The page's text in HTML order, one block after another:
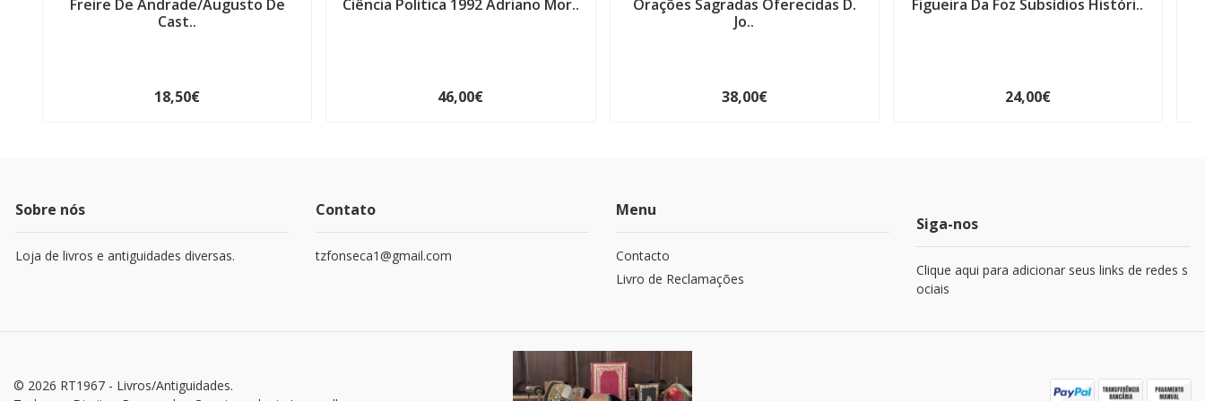
Freire De Andrade/Augusto De
Cast..
18,50€
Ciência Politica 1992 Adriano Mor..
46,00€
Orações Sagradas Oferecidas D.
Jo..
38,00€
Figueira Da Foz Subsídios Históri..
24,00€
Sobre nós
Loja de livros e antiguidades diversas.
Contato
tzfonseca1@gmail.com
Menu
Contacto
Livro de Reclamações
Siga-nos
Clique aqui para adicionar seus links de redes s
ociais
© 2026 RT1967 - Livros/Antiguidades.